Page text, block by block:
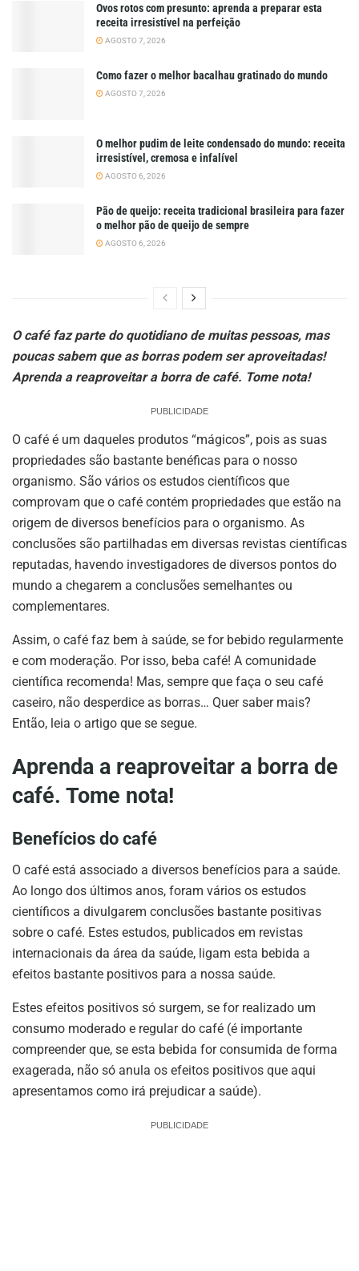
Ovos rotos com presunto: aprenda a preparar esta
receita irresistível na perfeição
AGOSTO 7, 2026
Como fazer o melhor bacalhau gratinado do mundo
AGOSTO 7, 2026
O melhor pudim de leite condensado do mundo: receita
irresistível, cremosa e infalível
AGOSTO 6, 2026
Pão de queijo: receita tradicional brasileira para fazer
o melhor pão de queijo de sempre
AGOSTO 6, 2026
O café faz parte do quotidiano de muitas pessoas, mas
poucas sabem que as borras podem ser aproveitadas!
Aprenda a reaproveitar a borra de café. Tome nota!
PUBLICIDADE
O café é um daqueles produtos “mágicos”, pois as suas
propriedades são bastante benéficas para o nosso
organismo. São vários os estudos científicos que
comprovam que o café contém propriedades que estão na
origem de diversos benefícios para o organismo. As
conclusões são partilhadas em diversas revistas científicas
reputadas, havendo investigadores de diversos pontos do
mundo a chegarem a conclusões semelhantes ou
complementares.
Assim, o café faz bem à saúde, se for bebido regularmente
e com moderação. Por isso, beba café! A comunidade
científica recomenda! Mas, sempre que faça o seu café
caseiro, não desperdice as borras… Quer saber mais?
Então, leia o artigo que se segue.
Aprenda a reaproveitar a borra de
café. Tome nota!
Benefícios do café
O café está associado a diversos benefícios para a saúde.
Ao longo dos últimos anos, foram vários os estudos
científicos a divulgarem conclusões bastante positivas
sobre o café. Estes estudos, publicados em revistas
internacionais da área da saúde, ligam esta bebida a
efeitos bastante positivos para a nossa saúde.
Estes efeitos positivos só surgem, se for realizado um
consumo moderado e regular do café (é importante
compreender que, se esta bebida for consumida de forma
exagerada, não só anula os efeitos positivos que aqui
apresentamos como irá prejudicar a saúde).
PUBLICIDADE